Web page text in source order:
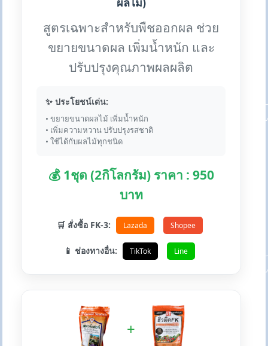
สูตรเฉพาะสำหรับพืชออกผล ช่วย
ขยายขนาดผล เพิ่มน้ำหนัก และ
ปรับปรุงคุณภาพผลผลิต
✨ ประโยชน์เด่น:
• ขยายขนาดผลไม้ เพิ่มน้ำหนัก
• เพิ่มความหวาน ปรับปรุงรสชาติ
• ใช้ได้กับผลไม้ทุกชนิด
💰 1ชุด (2กิโลกรัม) ราคา : 950
บาท
🛒 สั่งซื้อ FK-3: Lazada Shopee
📱 ช่องทางอื่น: TikTok Line
+